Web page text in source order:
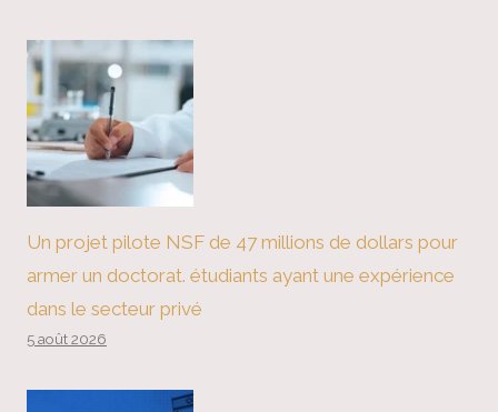
Un projet pilote NSF de 47 millions de dollars pour
armer un doctorat. étudiants ayant une expérience
dans le secteur privé
5 août 2026